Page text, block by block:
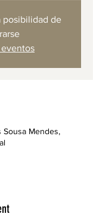
posibilidad de
Sousa Mendes,